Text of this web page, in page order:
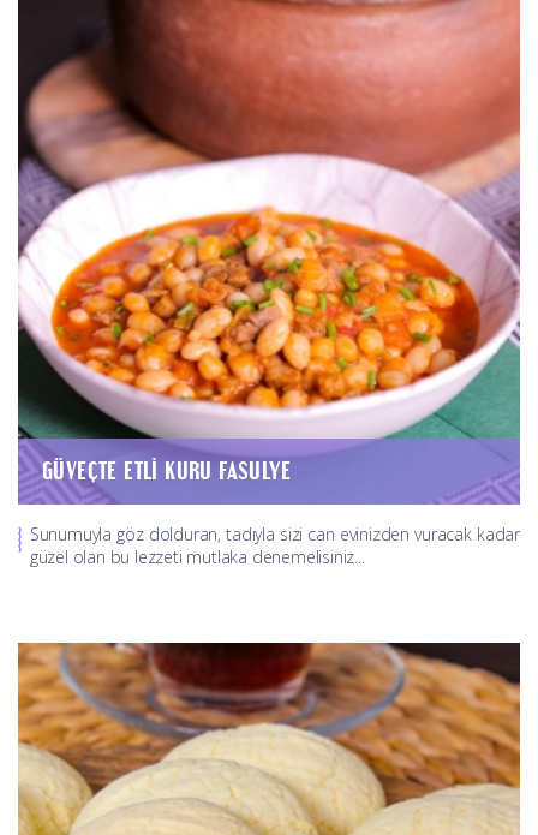
GÜVEÇTE ETLI KURU FASULYE
Sunumuyla göz dolduran, tadıyla sizi can evinizden vuracak kadar
güzel olan bu lezzeti mutlaka denemelisiniz...